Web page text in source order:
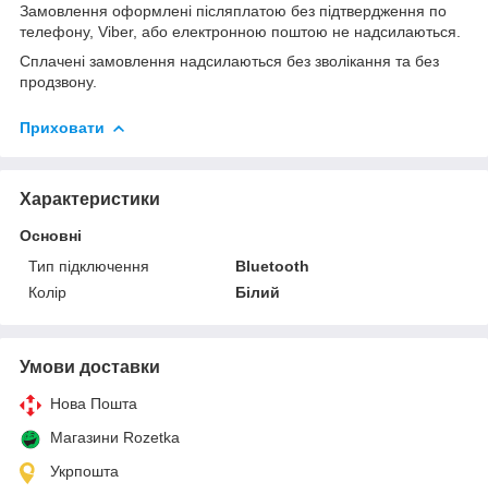
Замовлення оформлені післяплатою без підтвердження по
телефону, Viber, або електронною поштою не надсилаються.
Сплачені замовлення надсилаються без зволікання та без
продзвону.
Приховати
Характеристики
Основні
Тип підключення
Bluetooth
Колір
Білий
Умови доставки
Нова Пошта
Магазини Rozetka
Укрпошта